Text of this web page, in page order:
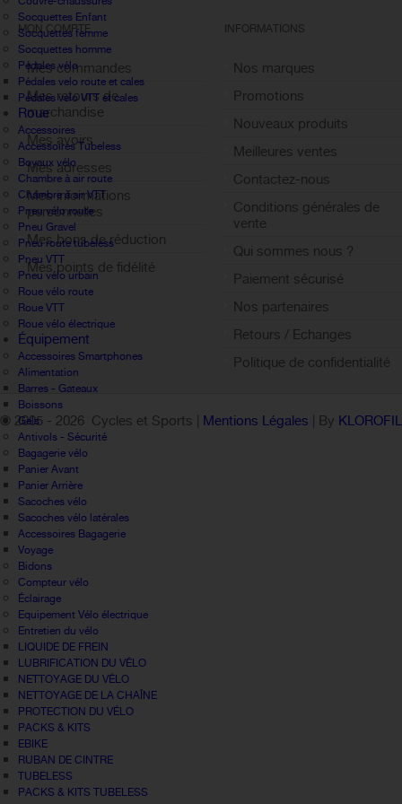
Socquettes Enfant
Socquettes femme
Socquettes homme
Pédales vélo
Pédales velo route et cales
Pédales velo VTT et cales
Roue
Accessoires
Accessoires Tubeless
Boyaux vélo
Chambre à air route
Chambre à air VTT
Pneu vélo route
Pneu Gravel
Pneu route tubeless
Pneu VTT
Pneu vélo urbain
Roue vélo route
Roue VTT
Roue vélo électrique
Équipement
Accessoires Smartphones
Alimentation
Barres - Gateaux
Boissons
Gels
Antivols - Sécurité
Bagagerie vélo
Panier Avant
Panier Arrière
Sacoches vélo
Sacoches vélo latérales
Accessoires Bagagerie
Voyage
Bidons
Compteur vélo
Éclairage
Equipement Vélo électrique
Entretien du vélo
LIQUIDE DE FREIN
LUBRIFICATION DU VÉLO
NETTOYAGE DU VÉLO
NETTOYAGE DE LA CHAÎNE
PROTECTION DU VÉLO
PACKS & KITS
EBIKE
RUBAN DE CINTRE
TUBELESS
PACKS & KITS TUBELESS
MON COMPTE
Mes commandes
Mes retours de
marchandise
Mes avoirs
Mes adresses
Mes informations
personnelles
Mes bons de réduction
Mes points de fidélité
Sign out
INFORMATIONS
Nos marques
Promotions
Nouveaux produits
Meilleures ventes
Contactez-nous
Conditions générales de
vente
Qui sommes nous ?
Paiement sécurisé
Nos partenaires
Retours / Echanges
Politique de confidentialité
© 2005 - 2026 Cycles et Sports | Mentions Légales | By